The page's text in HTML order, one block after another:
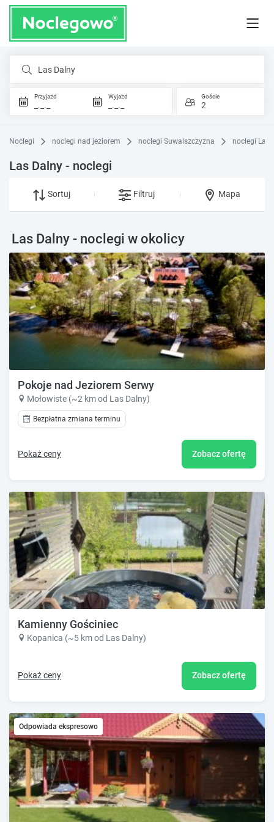
Las Dalny
Przyjazd
_._._
Wyjazd
_._._
Goście
2
Noclegi noclegi nad jeziorem noclegi Suwalszczyzna noclegi Las
Las Dalny - noclegi
Sortuj Filtruj Mapa
Las Dalny - noclegi w okolicy
Pokoje nad Jeziorem Serwy
Mołowiste (~2 km od Las Dalny)
Bezpłatna zmiana terminu
Pokaż ceny Zobacz ofertę
Kamienny Gościniec
Kopanica (~5 km od Las Dalny)
Pokaż ceny Zobacz ofertę
Odpowiada ekspresowo